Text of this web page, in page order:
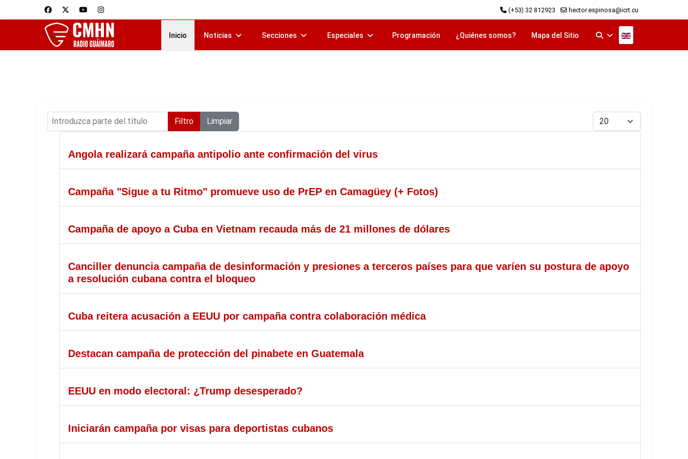
(+53) 32 812923 hector.espinosa@icrt.cu
Inicio Noticias Secciones Especiales Programación ¿Quiénes somos? Mapa del Sitio Seleccione su
Introduzca parte del título Filtro Limpiar Cantidad
Angola realizará campaña antipolio ante confirmación del virus
Campaña "Sigue a tu Ritmo" promueve uso de PrEP en Camagüey (+ Fotos)
Campaña de apoyo a Cuba en Vietnam recauda más de 21 millones de dólares
Canciller denuncia campaña de desinformación y presiones a terceros países para que varíen su postura de apoyo
a resolución cubana contra el bloqueo
Cuba reitera acusación a EEUU por campaña contra colaboración médica
Destacan campaña de protección del pinabete en Guatemala
EEUU en modo electoral: ¿Trump desesperado?
Iniciarán campaña por visas para deportistas cubanos